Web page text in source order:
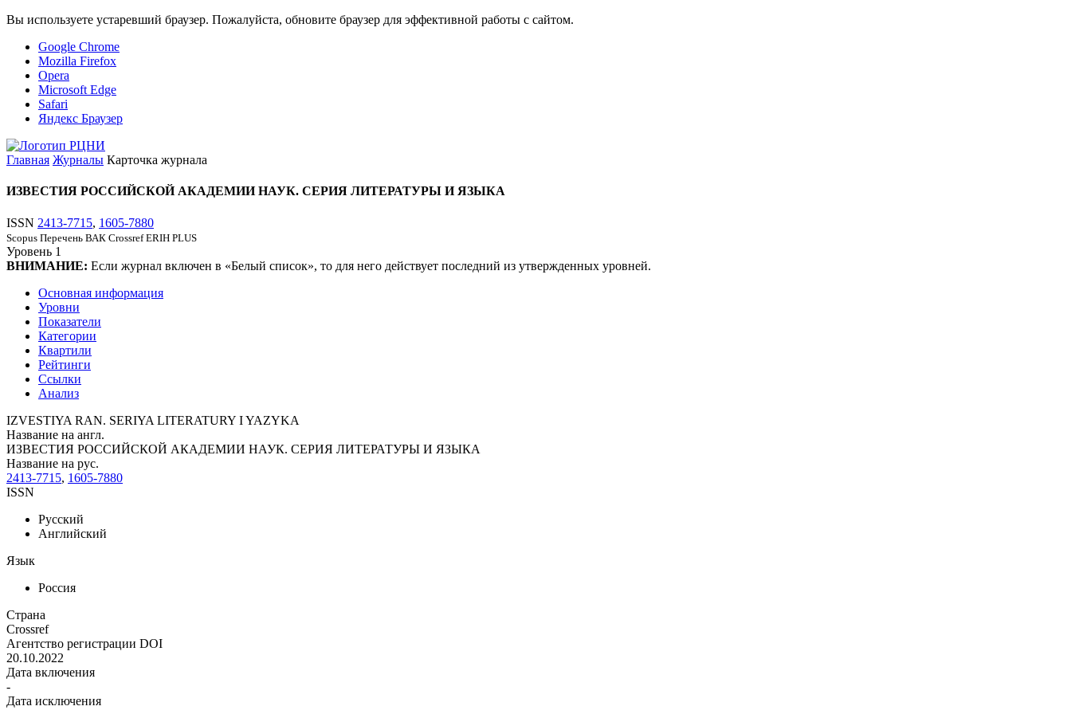
Вы используете устаревший браузер. Пожалуйста, обновите браузер для эффективной работы с сайтом.
Google Chrome
Mozilla Firefox
Opera
Microsoft Edge
Safari
Яндекс Браузер
Главная Журналы Карточка журнала
ИЗВЕСТИЯ РОССИЙСКОЙ АКАДЕМИИ НАУК. СЕРИЯ ЛИТЕРАТУРЫ И ЯЗЫКА
ISSN 2413-7715, 1605-7880
Scopus Перечень ВАК Crossref ERIH PLUS
Уровень 1
ВНИМАНИЕ: Если журнал включен в «Белый список», то для него действует последний из утвержденных уровней.
Основная информация
Уровни
Показатели
Категории
Квартили
Рейтинги
Ссылки
Анализ
IZVESTIYA RAN. SERIYA LITERATURY I YAZYKA
Название на англ.
ИЗВЕСТИЯ РОССИЙСКОЙ АКАДЕМИИ НАУК. СЕРИЯ ЛИТЕРАТУРЫ И ЯЗЫКА
Название на рус.
2413-7715, 1605-7880
ISSN
Русский
Английский
Язык
Россия
Страна
Crossref
Агентство регистрации DOI
20.10.2022
Дата включения
-
Дата исключения